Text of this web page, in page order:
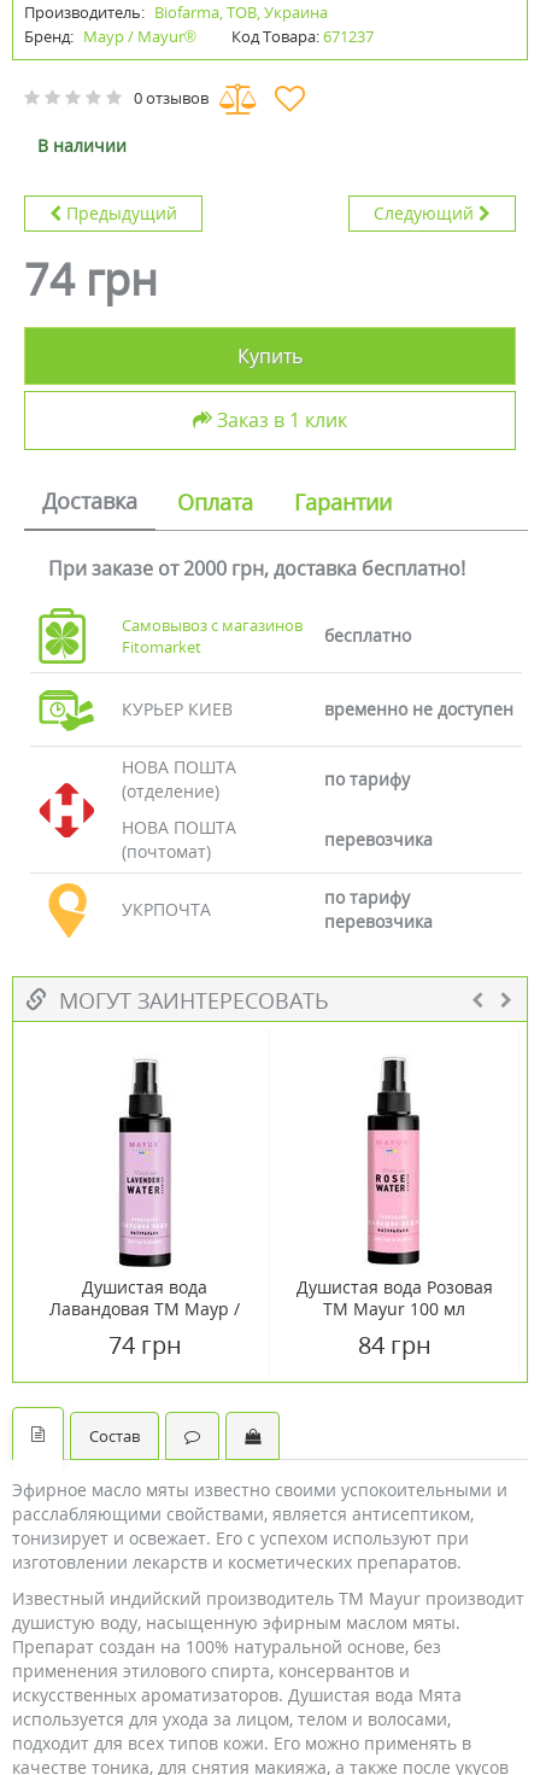
Производитель: Biofarma, ТОВ, Украина
Бренд: Маур / Mayur® Код Товара:671237
0 отзывов
В наличии
Предыдущий Следующий
74 грн
Купить
Заказ в 1 клик
Доставка Оплата Гарантии
При заказе от 2000 грн, доставка бесплатно!
Самовывоз с магазинов
Fitomarket
бесплатно
КУРЬЕР КИЕВ временно не доступен
НОВА ПОШТА
(отделение)
по тарифу
НОВА ПОШТА
(почтомат)
перевозчика
УКРПОЧТА
по тарифу
перевозчика
МОГУТ ЗАИНТЕРЕСОВАТЬ
Душистая вода
Лавандовая ТМ Маур /
74 грн
Душистая вода Розовая
TM Mayur 100 мл
84 грн
Состав
Эфирное масло мяты известно своими успокоительными и
расслабляющими свойствами, является антисептиком,
тонизирует и освежает. Его с успехом используют при
изготовлении лекарств и косметических препаратов.
Известный индийский производитель TM Mayur производит
душистую воду, насыщенную эфирным маслом мяты.
Препарат создан на 100% натуральной основе, без
применения этилового спирта, консервантов и
искусственных ароматизаторов. Душистая вода Мята
используется для ухода за лицом, телом и волосами,
подходит для всех типов кожи. Его можно применять в
качестве тоника, для снятия макияжа, а также после укусов